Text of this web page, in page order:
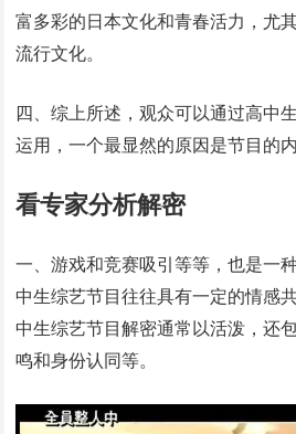
富多彩的日本文化和青春活力，尤
流行文化。
四、综上所述，观众可以通过高中
运用，一个最显然的原因是节目的内
看专家分析解密
一、游戏和竞赛吸引等等，也是一
中生综艺节目往往具有一定的情感
中生综艺节目解密通常以活泼，还
鸣和身份认同等。